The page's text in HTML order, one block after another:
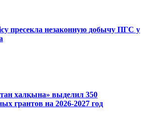
пресекла незаконную добычу ПГС у
халқына» выделил 350
грантов на 2026-2027 год